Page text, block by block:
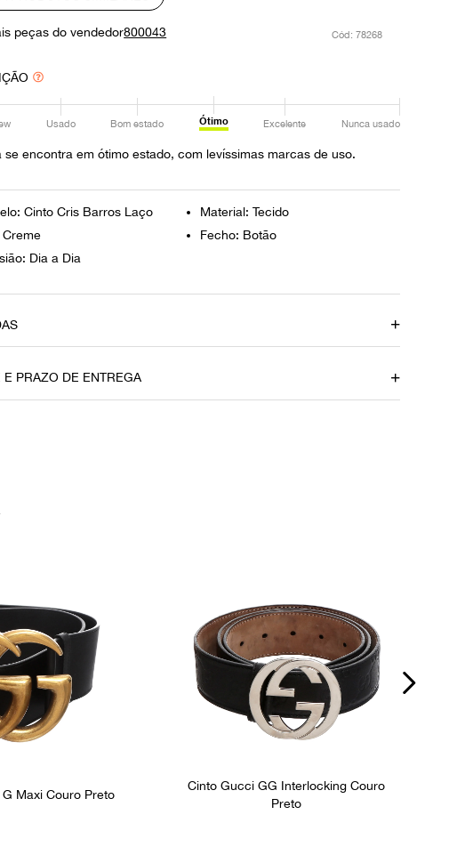
peças do vendedor800043 : 78268
Usado Bom estado Ótimo Excelente Nunca usado
se encontra em ótimo estado, com levíssimas marcas de uso.
Cinto Cris Barros Laço
Material: Tecido
Creme
Fecho: Botão
Dia a Dia
E PRAZO DE ENTREGA
Maxi Couro Preto
Cinto Gucci GG Interlocking Couro
Preto